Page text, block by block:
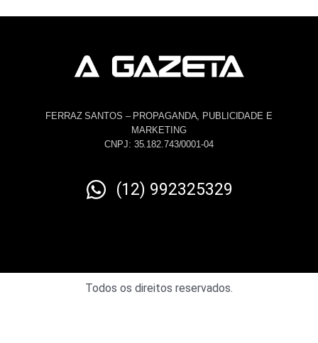
FERRAZ SANTOS – PROPAGANDA, PUBLICIDADE E
MARKETING
CNPJ: 35.182.743/0001-04
(12) 992325329
Todos os direitos reservados.